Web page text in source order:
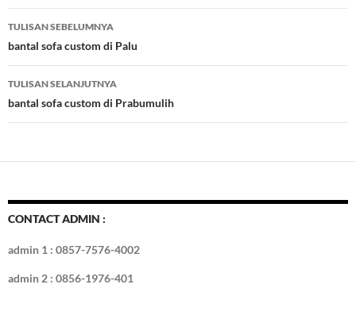
b
o
o
k
er es
t
bl
r
e
n
d e
Navigasi
Tulisan
TULISAN SEBELUMNYA
bantal sofa custom di Palu
TULISAN SELANJUTNYA
bantal sofa custom di Prabumulih
CONTACT ADMIN :
admin 1 : 0857-7576-4002
admin 2 : 0856-1976-401